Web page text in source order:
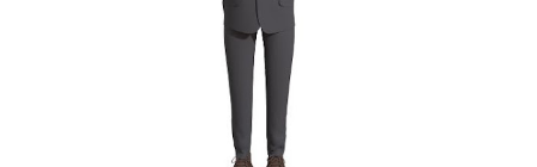
sebagian besar masyarakat memotong tabungan hanya
untuk bertahan hidup, muncul kabar bahwa tunjangan DPR
dinaikkan. Ada yang bersorak, bahkan berjoget di ruang
sidang. Rakyat yang menonton hanya bisa menatap layar
dengan perasaan getir — seperti menyaksikan tragedi yang